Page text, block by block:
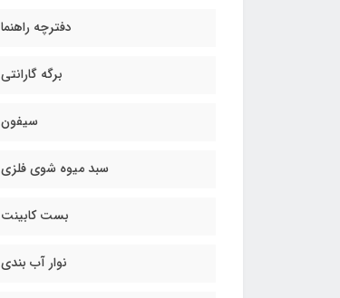
دفترچه راهنما
برگه گارانتی
سیفون
سبد میوه شوی فلزی
بست کابینت
نوار آب بندی